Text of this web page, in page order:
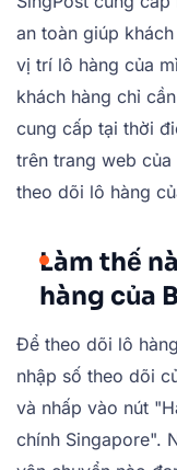
an toàn giúp
vị trí lô hàng của
khách hàng chỉ
cung cấp tại thời
trên trang web của
theo dõi lô hàng
Làm thế
hàng của
Để theo dõi lô
nhập số theo dõi
và nhấp vào nút
chính Singapore".